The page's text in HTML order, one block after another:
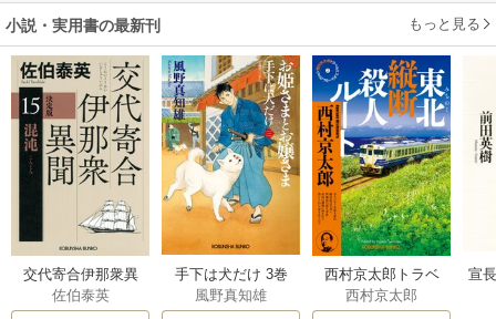
小説・実用書の最新刊 もっと見る
交代寄合伊那衆異
聞 15巻
佐伯泰英
手下は犬だけ 3巻
風野真知雄
西村京太郎トラベ
ルミステリー・セ
西村京太郎
宣